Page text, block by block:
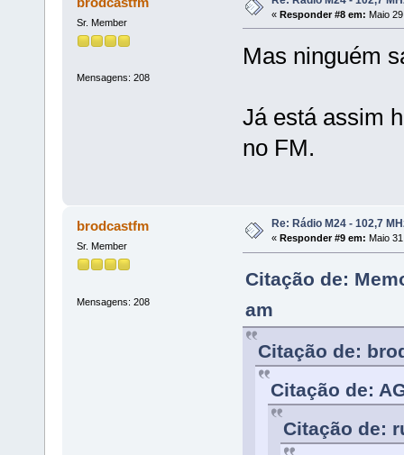
Sr. Member
Mensagens: 208
« Responder #8 em: Maio
Mas ninguém
Já está assim
no FM.
brodcastfm
Sr. Member
Mensagens: 208
Re: Rádio M24 - 102,7
« Responder #9 em: Maio
Citação de:
am
Citação de:
Citação de:
Citação de: